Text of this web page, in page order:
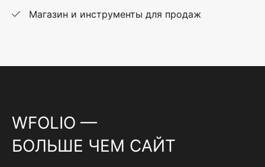
Магазин и инструменты для продаж
WFOLIO —
БОЛЬШЕ ЧЕМ САЙТ